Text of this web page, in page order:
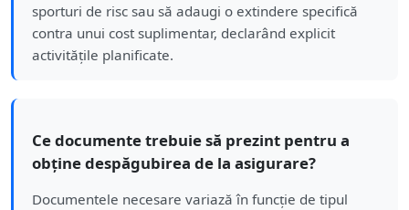
sporturi de risc sau să adaugi o extindere specifică
contra unui cost suplimentar, declarând explicit
activitățile planificate.
Ce documente trebuie să prezint pentru a
obține despăgubirea de la asigurare?
Documentele necesare variază în funcție de tipul